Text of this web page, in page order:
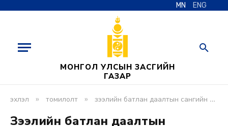
MN ENG
МОНГОЛ УЛСЫН ЗАСГИЙН
ГАЗАР
эхлэл » томилолт » зээлийн батлан даалтын сангийн эх үүсвэрийг нэмэгдүүлж, тариаланчдаа дэмжиж ажиллана
Зээлийн батлан даалтын